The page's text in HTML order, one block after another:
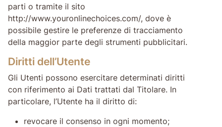
parti o tramite il sito
http://www.youronlinechoices.com/, dove è
possibile gestire le preferenze di tracciamento
della maggior parte degli strumenti pubblicitari.
Diritti dell’Utente
Gli Utenti possono esercitare determinati diritti
con riferimento ai Dati trattati dal Titolare. In
particolare, l’Utente ha il diritto di:
revocare il consenso in ogni momento;